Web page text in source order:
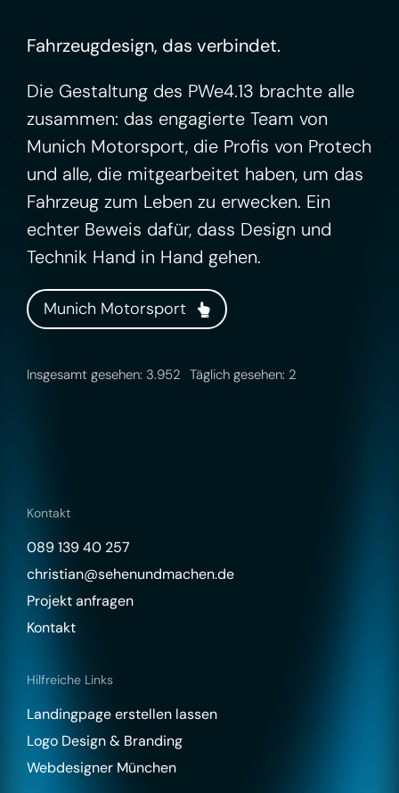
Fahrzeugdesign, das verbindet.
Die Gestaltung des PWe4.13 brachte alle
zusammen: das engagierte Team von
Munich Motorsport, die Profis von Protech
und alle, die mitgearbeitet haben, um das
Fahrzeug zum Leben zu erwecken. Ein
echter Beweis dafür, dass Design und
Technik Hand in Hand gehen.
Munich Motorsport
Insgesamt gesehen: 3.952 Täglich gesehen: 2
Kontakt
089 139 40 257
christian@sehenundmachen.de
Projekt anfragen
Kontakt
Hilfreiche Links
Landingpage erstellen lassen
Logo Design & Branding
Webdesigner München